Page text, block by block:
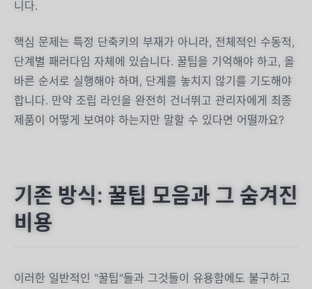
니다.
핵심 문제는 특정 단축키의 부재가 아니라, 전체적인 수동적,
단계별 패러다임 자체에 있습니다. 꿀팁을 기억해야 하고, 올
바른 순서로 실행해야 하며, 단계를 놓치지 않기를 기도해야
합니다. 만약 조립 라인을 완전히 건너뛰고 관리자에게 최종
제품이 어떻게 보여야 하는지만 말할 수 있다면 어떨까요?
기존 방식: 꿀팁 모음과 그 숨겨진
비용
이러한 일반적인 "꿀팁"들과 그것들이 유용함에도 불구하고